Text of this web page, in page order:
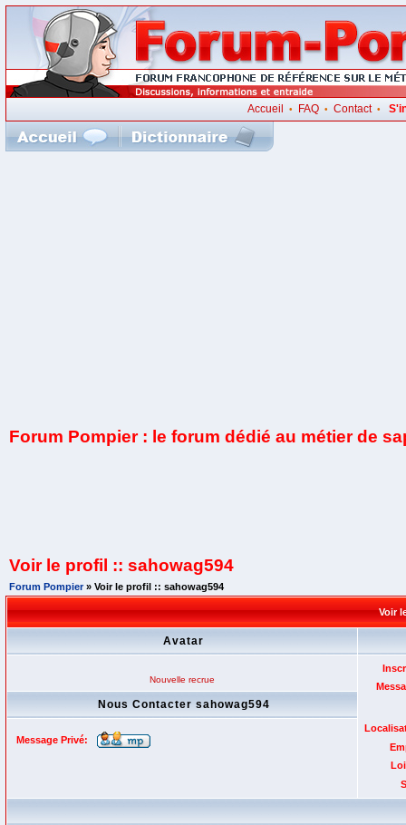
Accueil • FAQ •Contact•
Forum Pompier : le forum dédié au métier de
Voir le profil :: sahowag594
Forum Pompier» Voir le profil :: sahowag594
Voir
Avatar
Nouvelle recrue
Nous Contacter sahowag594
Message Privé: